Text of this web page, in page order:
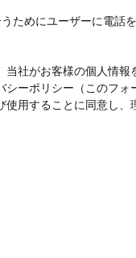
ためにユーザーに電話
当社がお客様の個人情報
シーポリシー（このフォ
用することに同意し、